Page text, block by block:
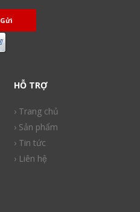
Gửi
HỖ TRỢ
› Trang chủ
› Sản phẩm
› Tin tức
› Liên hệ